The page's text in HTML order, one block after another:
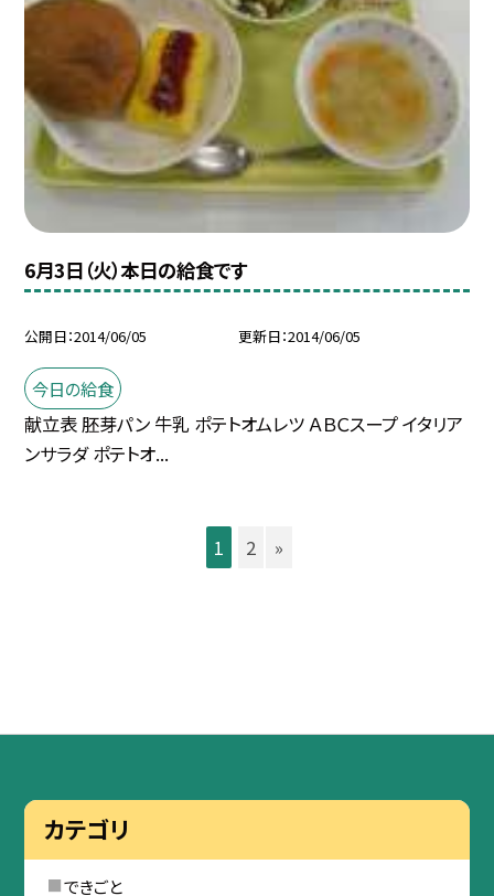
6月3日（火）本日の給食です
公開日 2014/06/05 更新日 2014/06/05
今日の給食
献立表 胚芽パン 牛乳 ポテトオムレツ ＡＢＣスープ イタリア
ンサラダ ポテトオ...
1 2 »
カテゴリ
できごと